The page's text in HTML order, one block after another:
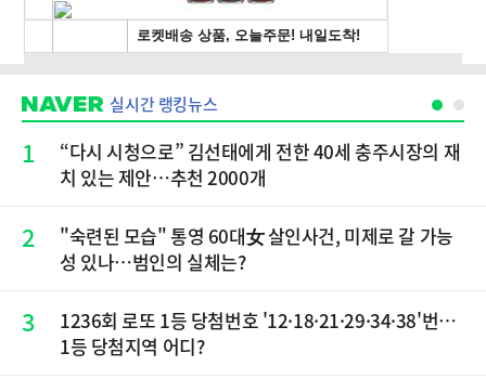
실시간 랭킹뉴스
1
“다시 시청으로” 김선태에게 전한 40세 충주시장의 재
치 있는 제안…추천 2000개
2
"숙련된 모습" 통영 60대女 살인사건, 미제로 갈 가능
성 있나…범인의 실체는?
3
1236회 로또 1등 당첨번호 '12·18·21·29·34·38'번…
1등 당첨지역 어디?